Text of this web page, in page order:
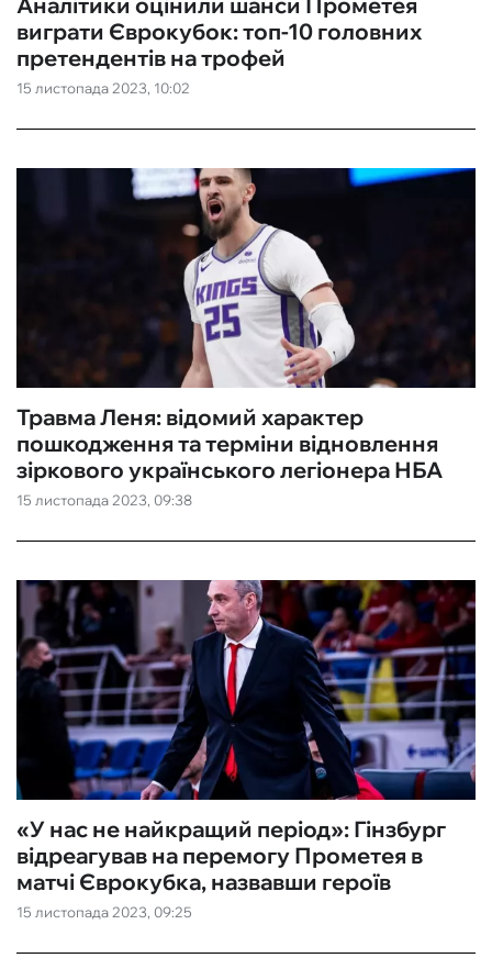
15 листопада 2023, 10:02
виграти Єврокубок: топ-10 головних
претендентів на трофей
15 листопада 2023, 09:38
Травма Леня: відомий характер
пошкодження та терміни відновлення
зіркового українського легіонера НБА
15 листопада 2023, 09:25
«У нас не найкращий період»: Гінзбург
відреагував на перемогу Прометея в
матчі Єврокубка, назвавши героїв